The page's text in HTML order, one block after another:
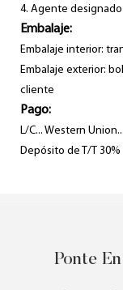
4. Agente
Embalaje:
Embalaje interior:
Embalaje exterior:
cliente
Pago:
L/C... Western
Depósito de T/T
Ponte